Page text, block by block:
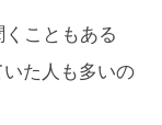
こともある
た人も多いの